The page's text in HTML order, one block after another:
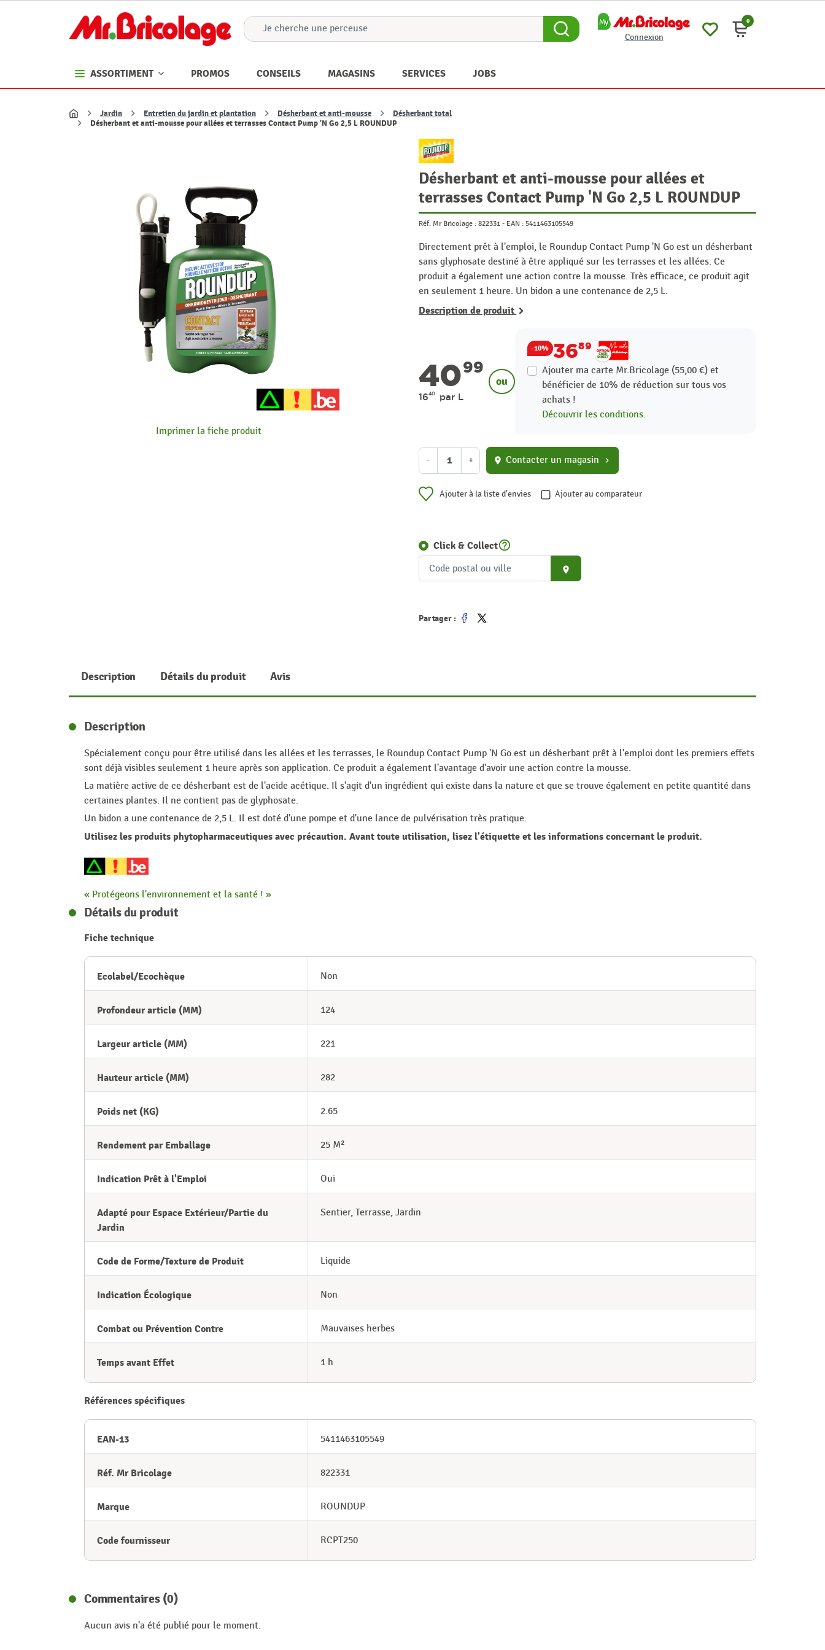
Connexion
0
ASSORTIMENT PROMOS CONSEILS MAGASINS SERVICES JOBS
Accueil
Jardin Entretien du jardin et plantation Désherbant et anti-mousse
Désherbant total
Désherbant et anti-mousse pour allées et terrasses Contact Pump 'N Go 2,5 L ROUNDUP
Imprimer la fiche produit
Désherbant et anti-mousse pour allées et
terrasses Contact Pump 'N Go 2,5 L ROUNDUP
Réf. Mr Bricolage : 822331 - EAN : 5411463105549
Directement prêt à l'emploi, le Roundup Contact Pump 'N Go est un désherbant
sans glyphosate destiné à être appliqué sur les terrasses et les allées. Ce
produit a également une action contre la mousse. Très efficace, ce produit agit
en seulement 1 heure. Un bidon a une contenance de 2,5 L.
Description de produit
4099
1640 par L
ou
-10% 3689
Ajouter ma carte Mr.Bricolage (55,00 €) et
bénéficier de 10% de réduction sur tous vos
achats !
Découvrir les conditions.
- + location_on Contacter un magasin chevron_right
Ajouter à la liste d'envies Ajouter au comparateur
Click & Collecthelp_outline
place
Partager :
Description Détails du produit Avis
Description
Spécialement conçu pour être utilisé dans les allées et les terrasses, le Roundup Contact Pump 'N Go est un désherbant prêt à l'emploi dont les premiers effets
sont déjà visibles seulement 1 heure après son application. Ce produit a également l'avantage d'avoir une action contre la mousse.
La matière active de ce désherbant est de l'acide acétique. Il s'agit d'un ingrédient qui existe dans la nature et que se trouve également en petite quantité dans
certaines plantes. Il ne contient pas de glyphosate.
Un bidon a une contenance de 2,5 L. Il est doté d'une pompe et d'une lance de pulvérisation très pratique.
Utilisez les produits phytopharmaceutiques avec précaution. Avant toute utilisation, lisez l'étiquette et les informations concernant le produit.
« Protégeons l'environnement et la santé ! »
Détails du produit
Fiche technique
Ecolabel/Ecochèque Non
Profondeur article (MM) 124
Largeur article (MM) 221
Hauteur article (MM) 282
Poids net (KG) 2.65
Rendement par Emballage 25 M²
Indication Prêt à l'Emploi Oui
Adapté pour Espace Extérieur/Partie du
Jardin
Sentier, Terrasse, Jardin
Code de Forme/Texture de Produit Liquide
Indication Écologique Non
Combat ou Prévention Contre Mauvaises herbes
Temps avant Effet 1 h
Références spécifiques
EAN-13 5411463105549
Réf. Mr Bricolage 822331
Marque ROUNDUP
Code fournisseur RCPT250
Commentaires (0)
Aucun avis n'a été publié pour le moment.